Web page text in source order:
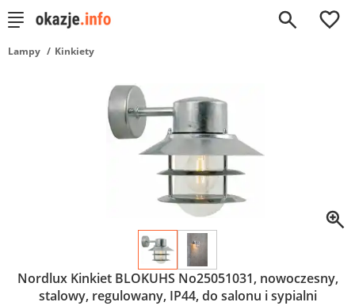
0
Lampy Kinkiety
Nordlux Kinkiet BLOKUHS No25051031, nowoczesny,
stalowy, regulowany, IP44, do salonu i sypialni